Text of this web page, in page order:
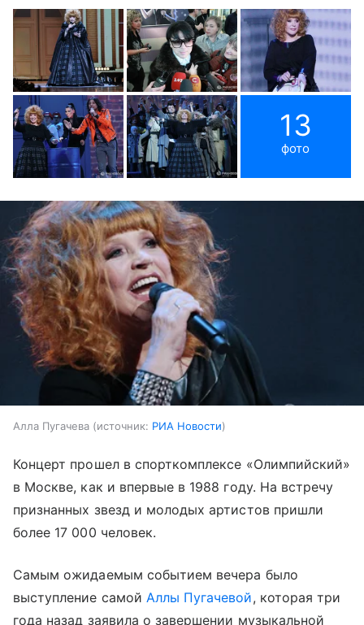
13
фото
Алла Пугачева источник: РИА Новости
Концерт прошел в спорткомплексе «Олимпийский»
в Москве, как и впервые в 1988 году. На встречу
признанных звезд и молодых артистов пришли
более 17 000 человек.
Самым ожидаемым событием вечера было
выступление самой Аллы Пугачевой, которая три
года назад заявила о завершении музыкальной